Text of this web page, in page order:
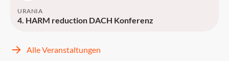
URANIA
4. HARM reduction DACH Konferenz
Alle Veranstaltungen